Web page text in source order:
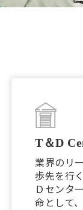
T＆D
業界のリ
歩先を行
Ｄセンタ
命として